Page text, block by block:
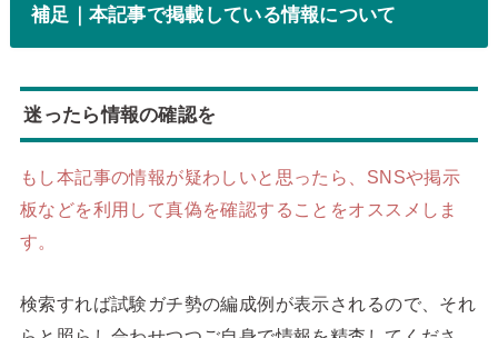
補足｜本記事で掲載している情報について
迷ったら情報の確認を
もし本記事の情報が疑わしいと思ったら、SNSや掲示
板などを利用して真偽を確認することをオススメしま
す。
検索すれば試験ガチ勢の編成例が表示されるので、それ